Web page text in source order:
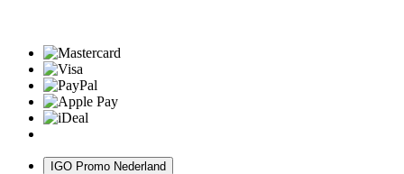
IGO Promo Nederland